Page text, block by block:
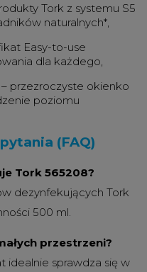
Tork z systemu S5
naturalnych*,
Easy-to-use
dla każdego,
– przezroczyste okienko
poziomu
(FAQ)
Tork 565208?
dezynfekujących Tork
500 ml.
przestrzeni?
sprawdza się w